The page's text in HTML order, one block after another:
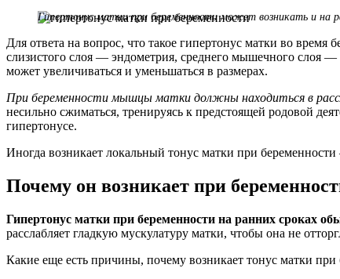
Гипертонус матки при беременности может возникать и на
Для ответа на вопрос, что такое гипертонус матки во время
слизистого слоя — эндометрия, среднего мышечного слоя
может увеличиваться и уменьшаться в размерах.
При беременности мышцы матки должны находиться в
несильно сжиматься, тренируясь к предстоящей родовой
гипертонусе.
Иногда возникает локальный тонус матки при
Почему он возникает при
Гипертонус матки при беременности на ранних сроках
расслабляет гладкую мускулатуру матки, чтобы она не
Какие еще есть причины, почему возникает тонус матки при